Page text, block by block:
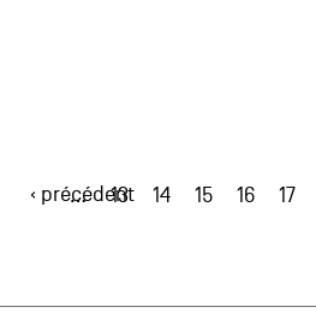
‹ précédent
… 13 14 15 16 17